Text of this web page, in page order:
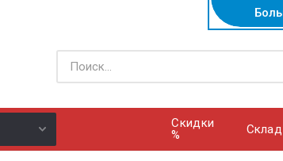
Скидки
%
Cклад